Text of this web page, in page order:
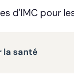
d'IMC pour
la santé